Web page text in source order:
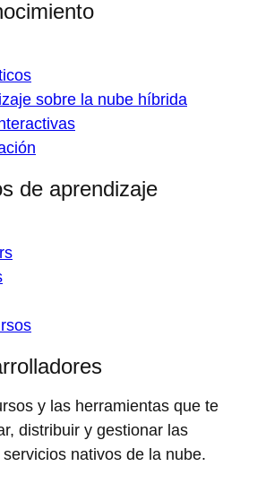
sobre la nube híbrida
de aprendizaje
y las herramientas que te
distribuir y gestionar las
nativos de la nube.